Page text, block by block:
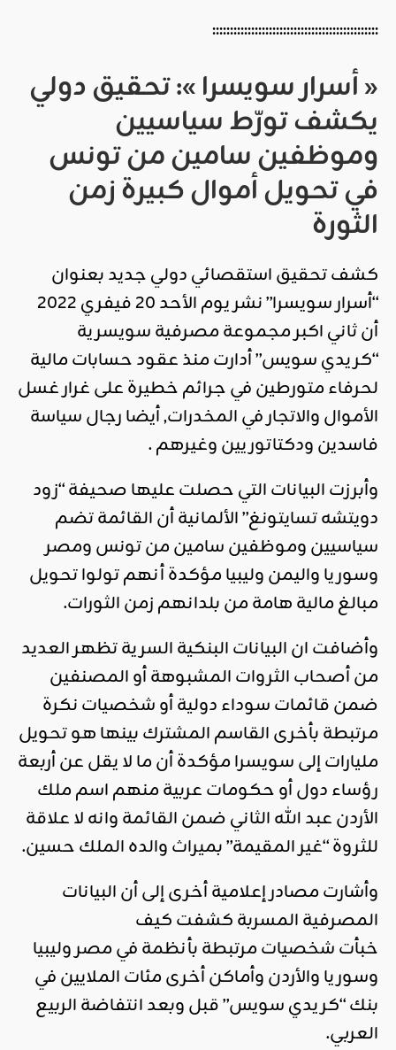
:::::::::::::::::::::::::::::::::::::::::::::::
« أسرار سويسرا »: تحقيق دولي
يكشف تورّط سياسيين
وموظفين سامين من تونس
في تحويل أموال كبيرة زمن
الثورة
كشف تحقيق استقصائي دولي جديد بعنوان
“أسرار سويسرا” نشر يوم الأحد 20 فيفري 2022
أن ثاني اكبر مجموعة مصرفية سويسرية
“كريدي سويس” أدارت منذ عقود حسابات مالية
لحرفاء متورطين في جرائم خطيرة على غرار غسل
الأموال والاتجار في المخدرات, أيضا رجال سياسة
فاسدين ودكتاتوريين وغيرهم .
وأبرزت البيانات التي حصلت عليها صحيفة “زود
دويتشه تسايتونغ” الألمانية أن القائمة تضم
سياسيين وموظفين سامين من تونس ومصر
وسوريا واليمن وليبيا مؤكدة أنهم تولوا تحويل
مبالغ مالية هامة من بلدانهم زمن الثورات.
وأضافت ان البيانات البنكية السرية تظهر العديد
من أصحاب الثروات المشبوهة أو المصنفين
ضمن قائمات سوداء دولية أو شخصيات نكرة
مرتبطة بأخرى القاسم المشترك بينها هو تحويل
مليارات إلى سويسرا مؤكدة أن ما لا يقل عن أربعة
رؤساء دول أو حكومات عربية منهم اسم ملك
الأردن عبد الله الثاني ضمن القائمة وانه لا علاقة
للثروة “غير المقيمة” بميراث والده الملك حسين.
وأشارت مصادر إعلامية أخرى إلى أن البيانات
المصرفية المسربة كشفت كيف
خبأت شخصيات مرتبطة بأنظمة في مصر وليبيا
وسوريا والأردن وأماكن أخرى مئات الملايين في
بنك “كريدي سويس” قبل وبعد انتفاضة الربيع
العربي.